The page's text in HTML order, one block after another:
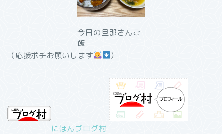
今日の旦那さんご
飯
（応援ポチお願いします
）
にほんブログ村